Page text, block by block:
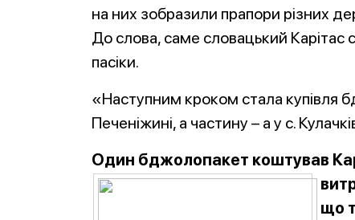
на них зобразили прапори різних
До слова, саме словацький Карітас
пасіки.
«Наступним кроком стала купівля
Печеніжині, а частину – а у с.
Один бджолопакет коштував
що